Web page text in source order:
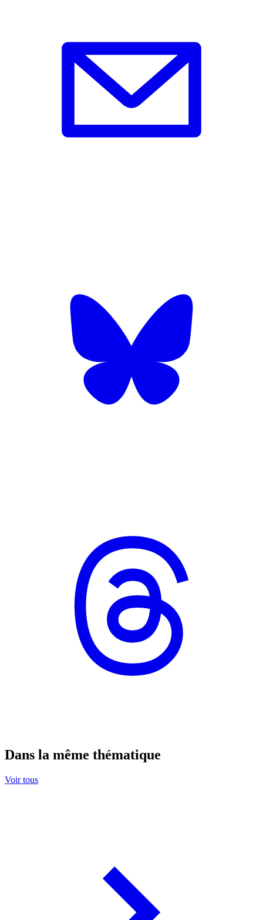
Dans la même thématique
Voir tous